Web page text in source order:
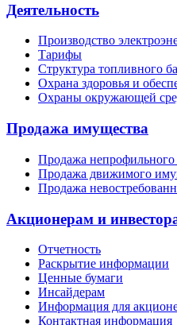
Деятельность
Производство
Тарифы
Структура топливного
Охрана здоровья и
Охраны окружающей
Продажа имущества
Продажа
Продажа движимого
Продажа
Акционерам и
Отчетность
Раскрытие информации
Ценные бумаги
Инсайдерам
Информация для
Контактная информация